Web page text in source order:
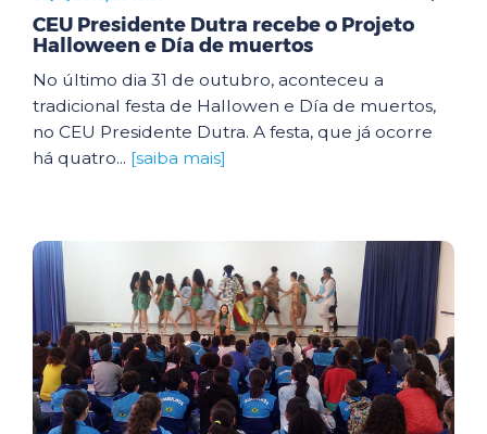
CEU Presidente Dutra recebe o Projeto
Halloween e Día de muertos
No último dia 31 de outubro, aconteceu a
tradicional festa de Hallowen e Día de muertos,
no CEU Presidente Dutra. A festa, que já ocorre
há quatro... [saiba mais]